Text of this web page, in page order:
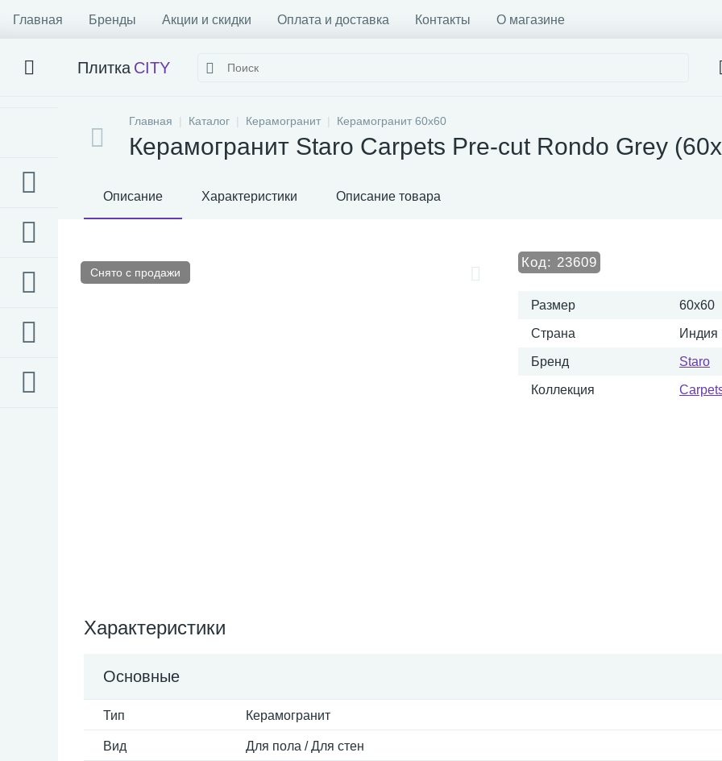
Главная Бренды Акции и скидки Оплата и доставка Контакты О магазине
Плитка CITY
Главная Каталог Керамогранит Керамогранит 60x60
Керамогранит Staro Carpets Pre-cut Rondo Grey
Описание Характеристики Описание товара
Снято с продажи
Код: 23609
Размер 60x60
Страна Индия
Бренд Staro
Коллекция
Характеристики
Основные
Тип Керамогранит
Вид Для пола / Для стен